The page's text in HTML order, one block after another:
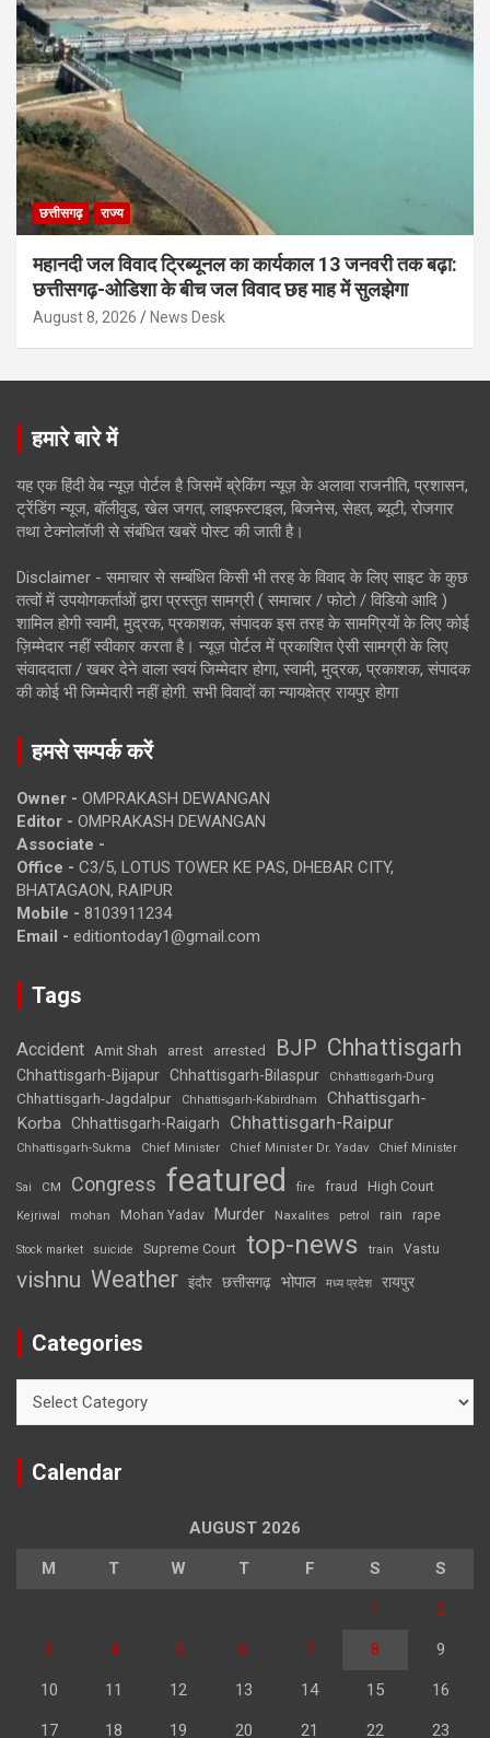
छत्तीसगढ़ राज्य
महानदी जल विवाद ट्रिब्यूनल का कार्यकाल 13 जनवरी तक बढ़ा:
छत्तीसगढ़-ओडिशा के बीच जल विवाद छह माह में सुलझेगा
August 8, 2026 News Desk
हमारे बारे में
यह एक हिंदी वेब न्यूज़ पोर्टल है जिसमें ब्रेकिंग न्यूज़ के अलावा राजनीति, प्रशासन,
ट्रेंडिंग न्यूज, बॉलीवुड, खेल जगत, लाइफस्टाइल, बिजनेस, सेहत, ब्यूटी, रोजगार
तथा टेक्नोलॉजी से संबंधित खबरें पोस्ट की जाती है।
Disclaimer - समाचार से सम्बंधित किसी भी तरह के विवाद के लिए साइट के कुछ
तत्वों में उपयोगकर्ताओं द्वारा प्रस्तुत सामग्री ( समाचार / फोटो / विडियो आदि )
शामिल होगी स्वामी, मुद्रक, प्रकाशक, संपादक इस तरह के सामग्रियों के लिए कोई
ज़िम्मेदार नहीं स्वीकार करता है। न्यूज़ पोर्टल में प्रकाशित ऐसी सामग्री के लिए
संवाददाता / खबर देने वाला स्वयं जिम्मेदार होगा, स्वामी, मुद्रक, प्रकाशक, संपादक
की कोई भी जिम्मेदारी नहीं होगी. सभी विवादों का न्यायक्षेत्र रायपुर होगा
हमसे सम्पर्क करें
Owner - OMPRAKASH DEWANGAN
Editor - OMPRAKASH DEWANGAN
Associate -
Office - C3/5, LOTUS TOWER KE PAS, DHEBAR CITY,
BHATAGAON, RAIPUR
Mobile - 8103911234
Email - editiontoday1@gmail.com
Tags
Accident Amit Shah arrest arrested BJP Chhattisgarh
Chhattisgarh-Bijapur Chhattisgarh-Bilaspur Chhattisgarh-Durg
Chhattisgarh-Jagdalpur Chhattisgarh-Kabirdham
Chhattisgarh-
Korba Chhattisgarh-Raigarh Chhattisgarh-Raipur
Chhattisgarh-Sukma Chief Minister Chief Minister Dr. Yadav Chief Minister
Sai CM Congress featured fire fraud High Court
Kejriwal mohan Mohan Yadav Murder Naxalites petrol rain rape
Stock market suicide Supreme Court top-news train Vastu
vishnu Weather इंदौर छत्तीसगढ़ भोपाल मध्य प्रदेश रायपुर
Categories
Calendar
AUGUST 2026
M T W T F S S
1 2
3 4 5 6 7 8 9
10 11 12 13 14 15 16
17 18 19 20 21 22 23